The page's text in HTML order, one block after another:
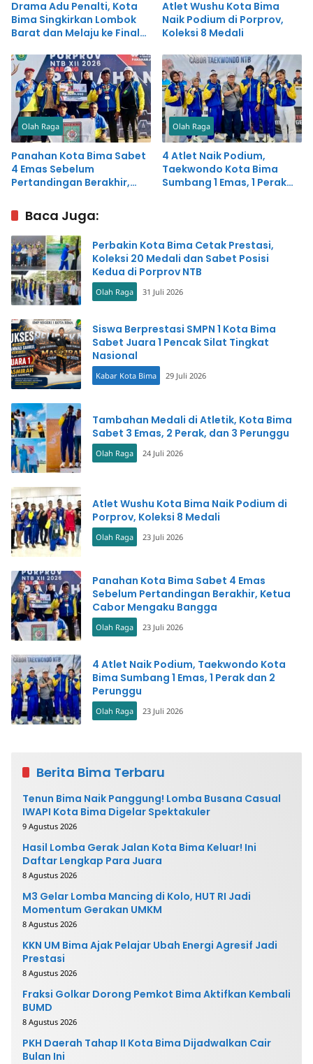
Drama Adu Penalti, Kota
Bima Singkirkan Lombok
Barat dan Melaju ke Final
Atlet Wushu Kota Bima
Naik Podium di Porprov,
Koleksi 8 Medali
Olah Raga
Panahan Kota Bima Sabet
4 Emas Sebelum
Pertandingan Berakhir,
Bangga
Olah Raga
4 Atlet Naik Podium,
Taekwondo Kota Bima
Sumbang 1 Emas, 1 Perak
Baca Juga:
Perbakin Kota Bima Cetak Prestasi,
Koleksi 20 Medali dan Sabet Posisi
Kedua di Porprov NTB
Olah Raga 31 Juli 2026
Siswa Berprestasi SMPN 1 Kota Bima
Sabet Juara 1 Pencak Silat Tingkat
Nasional
Kabar Kota Bima 29 Juli 2026
Tambahan Medali di Atletik, Kota Bima
Sabet 3 Emas, 2 Perak, dan 3 Perunggu
Olah Raga 24 Juli 2026
Atlet Wushu Kota Bima Naik Podium di
Porprov, Koleksi 8 Medali
Olah Raga 23 Juli 2026
Panahan Kota Bima Sabet 4 Emas
Sebelum Pertandingan Berakhir, Ketua
Cabor Mengaku Bangga
Olah Raga 23 Juli 2026
4 Atlet Naik Podium, Taekwondo Kota
Bima Sumbang 1 Emas, 1 Perak dan 2
Perunggu
Olah Raga 23 Juli 2026
Berita Bima Terbaru
Tenun Bima Naik Panggung! Lomba Busana Casual
IWAPI Kota Bima Digelar Spektakuler
9 Agustus 2026
Hasil Lomba Gerak Jalan Kota Bima Keluar! Ini
Daftar Lengkap Para Juara
8 Agustus 2026
M3 Gelar Lomba Mancing di Kolo, HUT RI Jadi
Momentum Gerakan UMKM
8 Agustus 2026
KKN UM Bima Ajak Pelajar Ubah Energi Agresif Jadi
Prestasi
8 Agustus 2026
Fraksi Golkar Dorong Pemkot Bima Aktifkan Kembali
BUMD
8 Agustus 2026
PKH Daerah Tahap II Kota Bima Dijadwalkan Cair
Bulan Ini